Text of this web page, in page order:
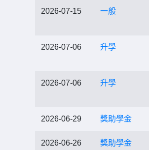
2026-07-15 一般
2026-07-06 升學
2026-07-06 升學
2026-06-29 獎助學金
2026-06-26 獎助學金